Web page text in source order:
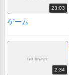
23:03
ゲーム
no image
2:34